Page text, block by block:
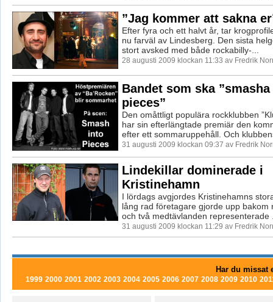
”Jag kommer att sakna
Efter fyra och ett halvt år, tar
nu farväl av Lindesberg. Den sista
stort avsked med både rockabilly-...
28 augusti 2009 klockan 11:33 av Fredrik
Bandet som ska
pieces”
Den omåttligt populära rockklubben
har sin efterlängtade premiär den
efter ett sommaruppehåll. Och
31 augusti 2009 klockan 09:37 av Fredrik
Lindekillar dominerade i
Kristinehamn
I lördags avgjordes Kristinehamns
lång rad företagare gjorde upp bakom
och två medtävlanden representerade
31 augusti 2009 klockan 11:29 av Fredrik
Har du missat
1999 2000 2001 2002 2003 2004 2005 2006 2007 2008 2009 2010